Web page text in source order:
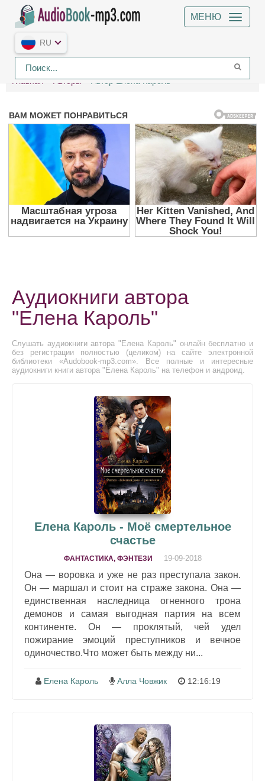
МЕНЮ
RU
Главная Авторы Автор Елена Кароль
Аудиокниги автора
"Елена Кароль"
Слушать аудиокниги автора "Елена Кароль" онлайн бесплатно и
без регистрации полностью (целиком) на сайте электронной
библиотеки «Audobook-mp3.com». Все полные и интересные
аудиокниги книги автора "Елена Кароль" на телефон и андроид.
Елена Кароль - Моё смертельное
счастье
ФАНТАСТИКА, ФЭНТЕЗИ 19-09-2018
Она — воровка и уже не раз преступала закон.
Он — маршал и стоит на страже закона. Она —
единственная наследница огненного трона
демонов и самая выгодная партия на всем
континенте. Он — проклятый, чей удел
пожирание эмоций преступников и вечное
одиночество.Что может быть между ни...
Елена Кароль Алла Човжик 12:16:19